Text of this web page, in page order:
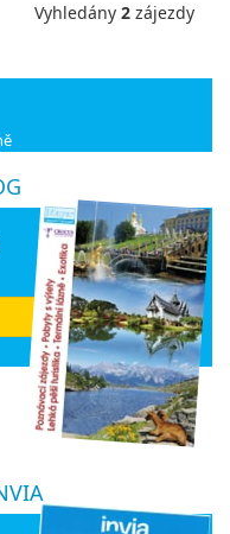
Vyhledány 2 zájezdy